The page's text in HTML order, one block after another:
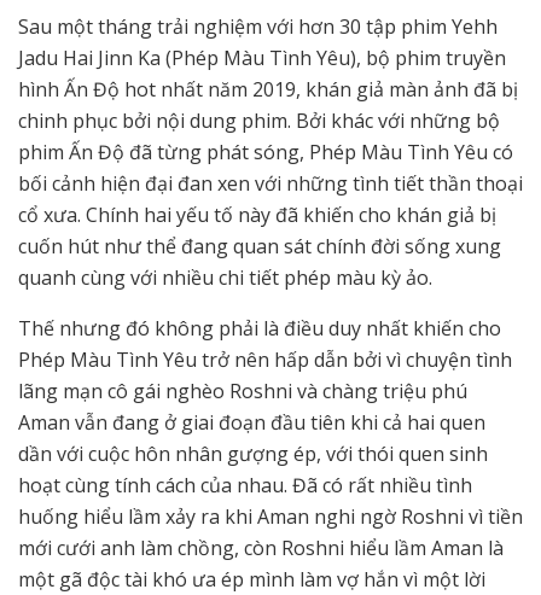
Sau một tháng trải nghiệm với hơn 30 tập phim Yehh
Jadu Hai Jinn Ka (Phép Màu Tình Yêu), bộ phim truyền
hình Ấn Độ hot nhất năm 2019, khán giả màn ảnh đã bị
chinh phục bởi nội dung phim. Bởi khác với những bộ
phim Ấn Độ đã từng phát sóng, Phép Màu Tình Yêu có
bối cảnh hiện đại đan xen với những tình tiết thần thoại
cổ xưa. Chính hai yếu tố này đã khiến cho khán giả bị
cuốn hút như thể đang quan sát chính đời sống xung
quanh cùng với nhiều chi tiết phép màu kỳ ảo.
Thế nhưng đó không phải là điều duy nhất khiến cho
Phép Màu Tình Yêu trở nên hấp dẫn bởi vì chuyện tình
lãng mạn cô gái nghèo Roshni và chàng triệu phú
Aman vẫn đang ở giai đoạn đầu tiên khi cả hai quen
dần với cuộc hôn nhân gượng ép, với thói quen sinh
hoạt cùng tính cách của nhau. Đã có rất nhiều tình
huống hiểu lầm xảy ra khi Aman nghi ngờ Roshni vì tiền
mới cưới anh làm chồng, còn Roshni hiểu lầm Aman là
một gã độc tài khó ưa ép mình làm vợ hắn vì một lời